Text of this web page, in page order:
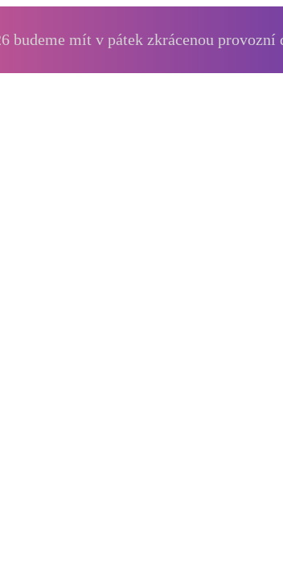
budeme mít v pátek zkrácenou